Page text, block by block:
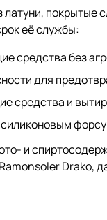
покрытые
её службы:
средства без
для
средства и
и
Drako,